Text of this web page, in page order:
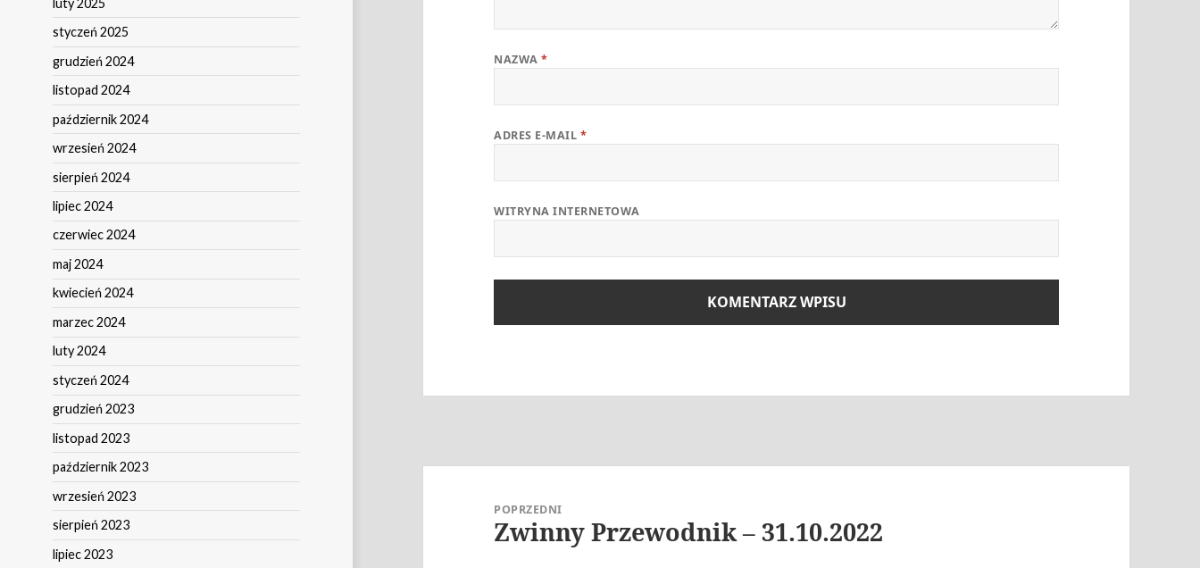
styczeń 2025
grudzień 2024
listopad 2024
październik 2024
wrzesień 2024
sierpień 2024
lipiec 2024
czerwiec 2024
maj 2024
kwiecień 2024
marzec 2024
luty 2024
styczeń 2024
grudzień 2023
listopad 2023
październik 2023
wrzesień 2023
sierpień 2023
lipiec 2023
NAZWA*
ADRES E-MAIL *
WITRYNA INTERNETOWA
POPRZEDNI
Poprzedni
Zwinny Przewodnik – 31.10.2022